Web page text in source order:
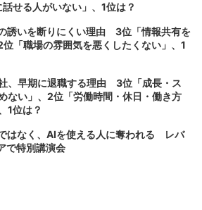
せる人がいない」、1位は？
誘いを断りにくい理由 3位「情報共有を
「職場の雰囲気を悪くしたくない」、1
、早期に退職する理由 3位「成長・ス
ない」、2位「労働時間・休日・働き方
1位は？
はなく、AIを使える人に奪われる レバ
で特別講演会